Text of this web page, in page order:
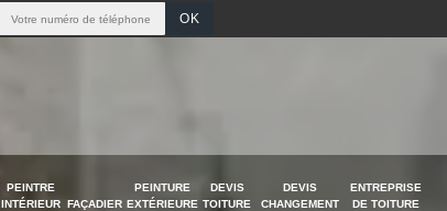
PEINTRE
INTÉRIEUR FAÇADIER
PEINTURE
EXTÉRIEURE
DEVIS
TOITURE
DEVIS
CHANGEMENT
ENTREPRISE
DE TOITURE